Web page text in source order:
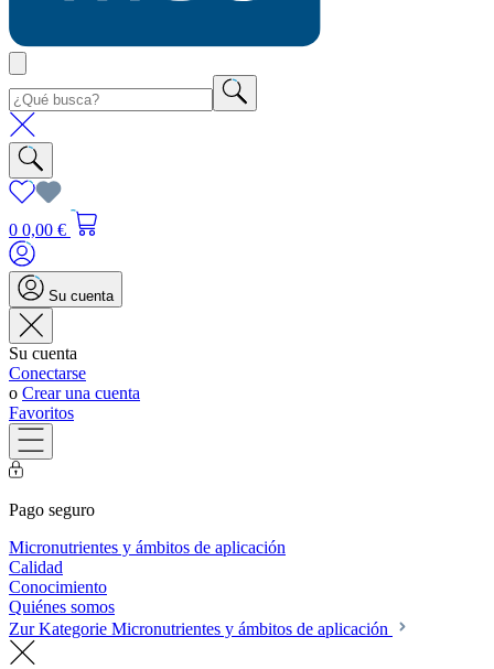
0 0,00 €
Su cuenta
Su cuenta
Conectarse
o Crear una cuenta
Favoritos
Pago seguro
Micronutrientes y ámbitos de aplicación
Calidad
Conocimiento
Quiénes somos
Zur Kategorie Micronutrientes y ámbitos de aplicación